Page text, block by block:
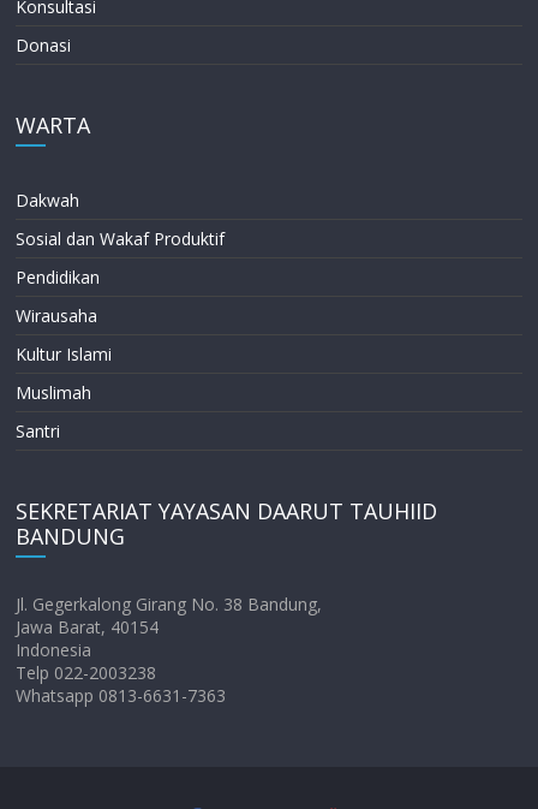
Konsultasi
Donasi
WARTA
Dakwah
Sosial dan Wakaf Produktif
Pendidikan
Wirausaha
Kultur Islami
Muslimah
Santri
SEKRETARIAT YAYASAN DAARUT TAUHIID
BANDUNG
Jl. Gegerkalong Girang No. 38 Bandung,
Jawa Barat, 40154
Indonesia
Telp 022-2003238
Whatsapp 0813-6631-7363